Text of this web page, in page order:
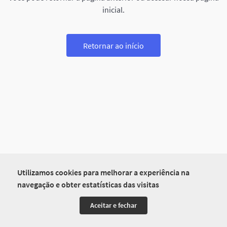
Utilizamos cookies para melhorar a experiência na
navegação e obter estatísticas das visitas
Aceitar e fechar
inicial.
Retornar ao início